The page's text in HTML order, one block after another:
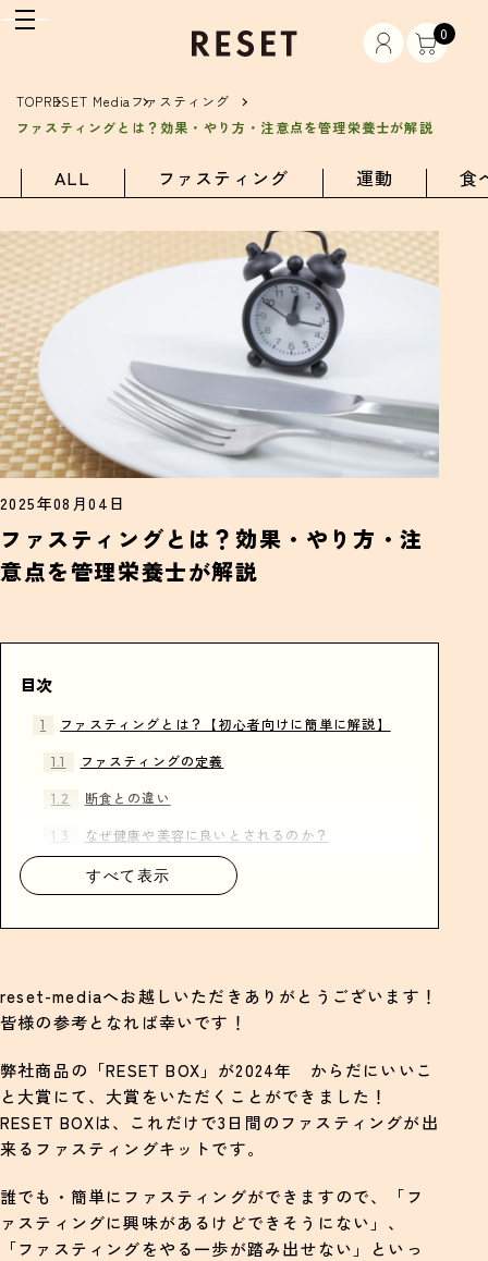
0
TOPRESET Media ファスティング
ファスティングとは？効果・やり方・注意点を管理栄養士が解説
ALL ファスティング 運動 食
2025年08月04日
ファスティングとは？効果・やり方・注
意点を管理栄養士が解説
目次
ファスティングとは？【初心者向けに簡単に解説】
ファスティングの定義
断食との違い
なぜ健康や美容に良いとされるのか？
ファスティングで得られる効果とは？
体重やむくみの軽減（副次効果）
準備期（軽めの食事に慣らす）
断食期（酵素ドリンクや水分で内臓を休める）
回復期におすすめの食材と注意点
ファスティングの種類と選び方
16時間断食（時間制限食）
すべて表示
reset-mediaへお越しいただきありがとうございます！
皆様の参考となれば幸いです！
弊社商品の「RESET BOX」が2024年 からだにいいこ
と大賞にて、大賞をいただくことができました！
RESET BOXは、これだけで3日間のファスティングが出
来るファスティングキットです。
誰でも・簡単にファスティングができますので、「フ
ァスティングに興味があるけどできそうにない」、
「ファスティングをやる一歩が踏み出せない」といっ